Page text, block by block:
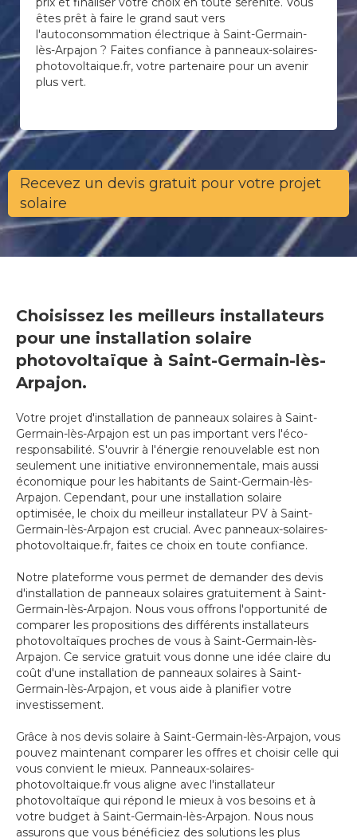
êtes prêt à faire le grand saut vers
l'autoconsommation électrique à Saint-Germain-
lès-Arpajon ? Faites confiance à panneaux-solaires-
photovoltaique.fr, votre partenaire pour un avenir
plus vert.
Recevez un devis gratuit pour votre projet
solaire
Choisissez les meilleurs installateurs
pour une installation solaire
photovoltaïque à Saint-Germain-lès-
Arpajon.
Votre projet d'installation de panneaux solaires à Saint-
Germain-lès-Arpajon est un pas important vers l'éco-
responsabilité. S'ouvrir à l'énergie renouvelable est non
seulement une initiative environnementale, mais aussi
économique pour les habitants de Saint-Germain-lès-
Arpajon. Cependant, pour une installation solaire
optimisée, le choix du meilleur installateur PV à Saint-
Germain-lès-Arpajon est crucial. Avec panneaux-solaires-
photovoltaique.fr, faites ce choix en toute confiance.
Notre plateforme vous permet de demander des devis
d'installation de panneaux solaires gratuitement à Saint-
Germain-lès-Arpajon. Nous vous offrons l'opportunité de
comparer les propositions des différents installateurs
photovoltaïques proches de vous à Saint-Germain-lès-
Arpajon. Ce service gratuit vous donne une idée claire du
coût d'une installation de panneaux solaires à Saint-
Germain-lès-Arpajon, et vous aide à planifier votre
investissement.
Grâce à nos devis solaire à Saint-Germain-lès-Arpajon, vous
pouvez maintenant comparer les offres et choisir celle qui
vous convient le mieux. Panneaux-solaires-
photovoltaique.fr vous aligne avec l'installateur
photovoltaïque qui répond le mieux à vos besoins et à
votre budget à Saint-Germain-lès-Arpajon. Nous nous
assurons que vous bénéficiez des solutions les plus